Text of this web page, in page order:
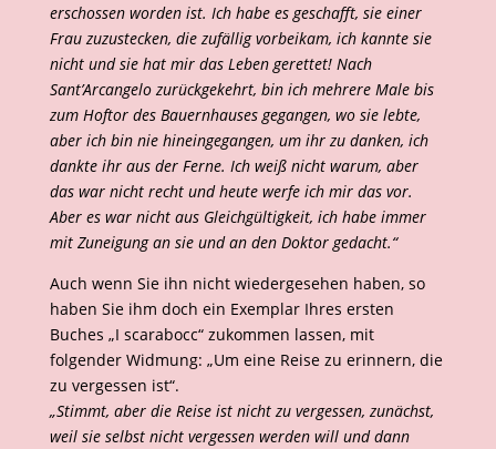
erschossen worden ist. Ich habe es geschafft, sie einer
Frau zuzustecken, die zufällig vorbeikam, ich kannte sie
nicht und sie hat mir das Leben gerettet! Nach
Sant’Arcangelo zurückgekehrt, bin ich mehrere Male bis
zum Hoftor des Bauernhauses gegangen, wo sie lebte,
aber ich bin nie hineingegangen, um ihr zu danken, ich
dankte ihr aus der Ferne. Ich weiß nicht warum, aber
das war nicht recht und heute werfe ich mir das vor.
Aber es war nicht aus Gleichgültigkeit, ich habe immer
mit Zuneigung an sie und an den Doktor gedacht.“
Auch wenn Sie ihn nicht wiedergesehen haben, so
haben Sie ihm doch ein Exemplar Ihres ersten
Buches „I scarabocc“ zukommen lassen, mit
folgender Widmung: „Um eine Reise zu erinnern, die
zu vergessen ist“.
„Stimmt, aber die Reise ist nicht zu vergessen, zunächst,
weil sie selbst nicht vergessen werden will und dann